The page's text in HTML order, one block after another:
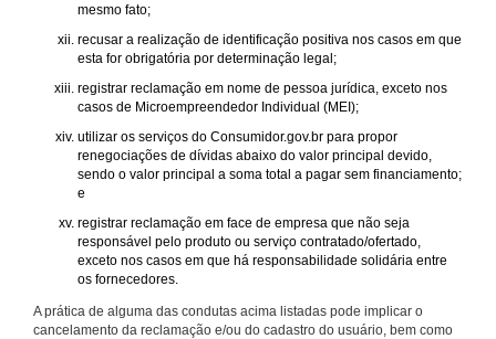
mesmo fato;
recusar a realização de identificação positiva nos casos em que
esta for obrigatória por determinação legal;
registrar reclamação em nome de pessoa jurídica, exceto nos
casos de Microempreendedor Individual (MEI);
utilizar os serviços do Consumidor.gov.br para propor
renegociações de dívidas abaixo do valor principal devido,
sendo o valor principal a soma total a pagar sem financiamento;
e
registrar reclamação em face de empresa que não seja
responsável pelo produto ou serviço contratado/ofertado,
exceto nos casos em que há responsabilidade solidária entre
os fornecedores.
A prática de alguma das condutas acima listadas pode implicar o
cancelamento da reclamação e/ou do cadastro do usuário, bem como